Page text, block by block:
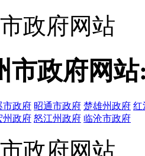
政府网站
市政府网
市政府 昭通市政府 楚雄州政府 红
州政府 怒江州政府 临沧市政府
政府网站